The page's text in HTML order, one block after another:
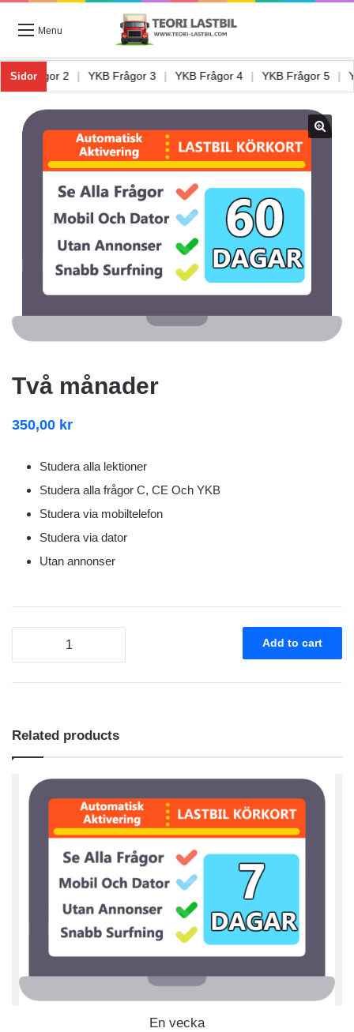
Menu
Sidor
| YKB Frågor 2 | YKB Frågor 3 | YKB Frågor 4 | YKB Frågor 5
Två månader
350,00 kr
Studera alla lektioner
Studera alla frågor C, CE Och YKB
Studera via mobiltelefon
Studera via dator
Utan annonser
Add to cart
Related products
En vecka